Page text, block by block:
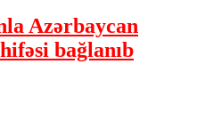
Azərbaycan
bağlanıb